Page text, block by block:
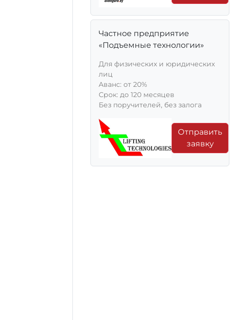
Частное предприятие
«Подъемные технологии»
Для физических и юридических
лиц
Aванс: от 20%
Срок: до 120 месяцев
Без поручителей, без залога
Отправить
заявку